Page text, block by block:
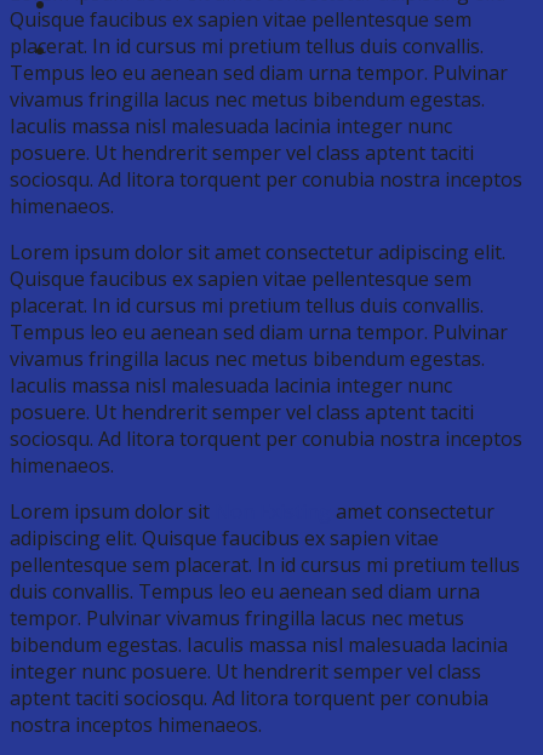
Quisque faucibus ex sapien vitae pellentesque sem
placerat. In id cursus mi pretium tellus duis convallis.
Tempus leo eu aenean sed diam urna tempor. Pulvinar
vivamus fringilla lacus nec metus bibendum egestas.
Iaculis massa nisl malesuada lacinia integer nunc
posuere. Ut hendrerit semper vel class aptent taciti
sociosqu. Ad litora torquent per conubia nostra inceptos
himenaeos.
Lorem ipsum dolor sit amet consectetur adipiscing elit.
Quisque faucibus ex sapien vitae pellentesque sem
placerat. In id cursus mi pretium tellus duis convallis.
Tempus leo eu aenean sed diam urna tempor. Pulvinar
vivamus fringilla lacus nec metus bibendum egestas.
Iaculis massa nisl malesuada lacinia integer nunc
posuere. Ut hendrerit semper vel class aptent taciti
sociosqu. Ad litora torquent per conubia nostra inceptos
himenaeos.
Lorem ipsum dolor sit
amet consectetur
adipiscing elit. Quisque faucibus ex sapien vitae
pellentesque sem placerat. In id cursus mi pretium tellus
duis convallis. Tempus leo eu aenean sed diam urna
tempor. Pulvinar vivamus fringilla lacus nec metus
bibendum egestas. Iaculis massa nisl malesuada lacinia
integer nunc posuere. Ut hendrerit semper vel class
aptent taciti sociosqu. Ad litora torquent per conubia
nostra inceptos himenaeos.